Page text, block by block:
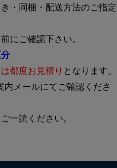
・同梱・配送方法のご指
にご確認下さい。
都度お見積り となります
メールにてご確認くださ
一読ください。